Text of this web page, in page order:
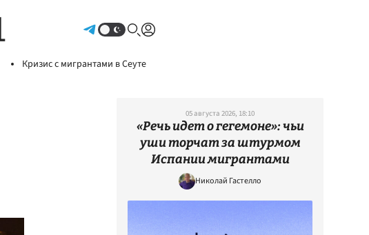
Кризис с мигрантами в Сеуте
05 августа 2026, 18:10
«Речь идет о гегемоне»: чьи
уши торчат за штурмом
Испании мигрантами
Николай Гастелло